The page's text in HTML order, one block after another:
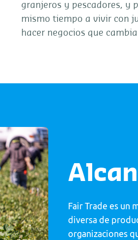
granjeros y pescadores, y
mismo tiempo a vivir con
hacer negocios que
Fair Trade es un
diversa de
organizaciones